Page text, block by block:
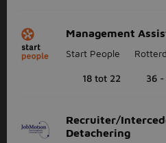
Management
Start People
18 tot 22 36
Recruiter/
Detachering